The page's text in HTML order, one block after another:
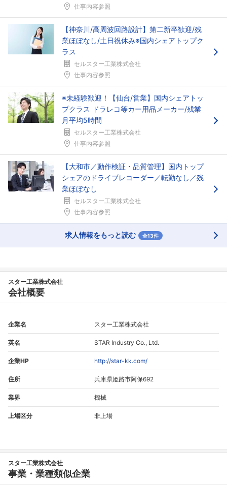
仕事内容参照
【神奈川/高周波回路設計】第二新卒歓迎/残
業ほぼなし/土日祝休み※国内シェアトップク
ラス
セルスター工業株式会社
仕事内容参照
※未経験歓迎！【仙台/営業】国内シェアトッ
プクラス ドラレコ等カー用品メーカー/残業
月平均5時間
セルスター工業株式会社
仕事内容参照
【大和市／動作検証・品質管理】国内トップ
シェアのドライブレコーダー／転勤なし／残
業ほぼなし
セルスター工業株式会社
仕事内容参照
求人情報をもっと読む 全13件
スター工業株式会社
会社概要
企業名 スター工業株式会社
英名 STAR Industry Co., Ltd.
企業HP http://star-kk.com/
住所 兵庫県姫路市阿保692
業界 機械
上場区分 非上場
スター工業株式会社
事業・業種類似企業